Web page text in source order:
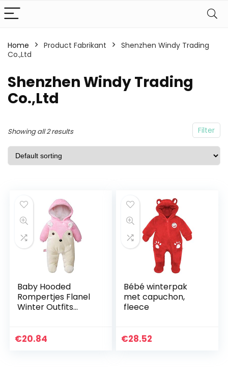
Home Product Fabrikant
Shenzhen Windy Trading
Co.,Ltd
Shenzhen Windy Trading
Co.,Ltd
Filter
Showing all 2 results
Baby Hooded
Rompertjes Flanel
Winter Outfits
Bedekt Jumpsuit,
€20.84
Bébé winterpak
met capuchon,
fleece
€28.52